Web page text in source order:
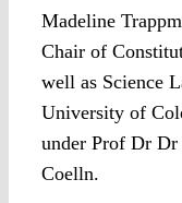
Madeline
Chair of
well as Science
University of
under Prof Dr
Coelln.